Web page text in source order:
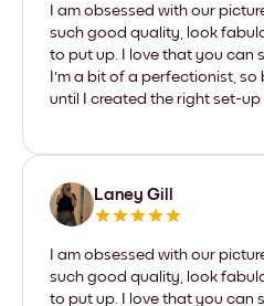
I am obsessed with our
such good quality, look
to put up. I love that you can
I'm a bit of a perfectionist,
until I created the right set-up
Laney Gill
I am obsessed with our
such good quality, look
to put up. I love that you can